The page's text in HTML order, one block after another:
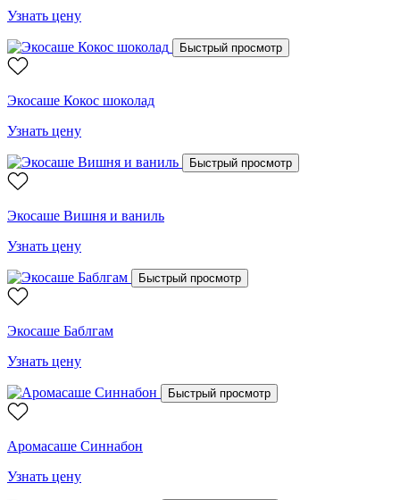
Узнать цену
Быстрый просмотр
Экосаше Кокос шоколад
Узнать цену
Быстрый просмотр
Экосаше Вишня и ваниль
Узнать цену
Быстрый просмотр
Экосаше Баблгам
Узнать цену
Быстрый просмотр
Аромасаше Синнабон
Узнать цену